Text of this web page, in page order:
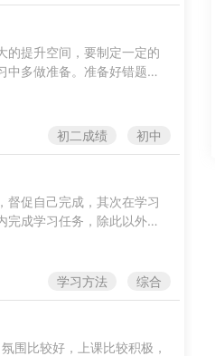
的提升空间，要制定一定的
中多做准备。准备好错题
初二成绩 初中
督促自己完成，其次在学习
完成学习任务，除此以外还
学习方法 综合
围比较好，上课比较积极，